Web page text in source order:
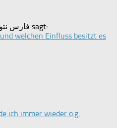
hetzner zertifiziert | فارس نتورک sagt:
welchen Einfluss besitzt es
ich immer wieder o.g.